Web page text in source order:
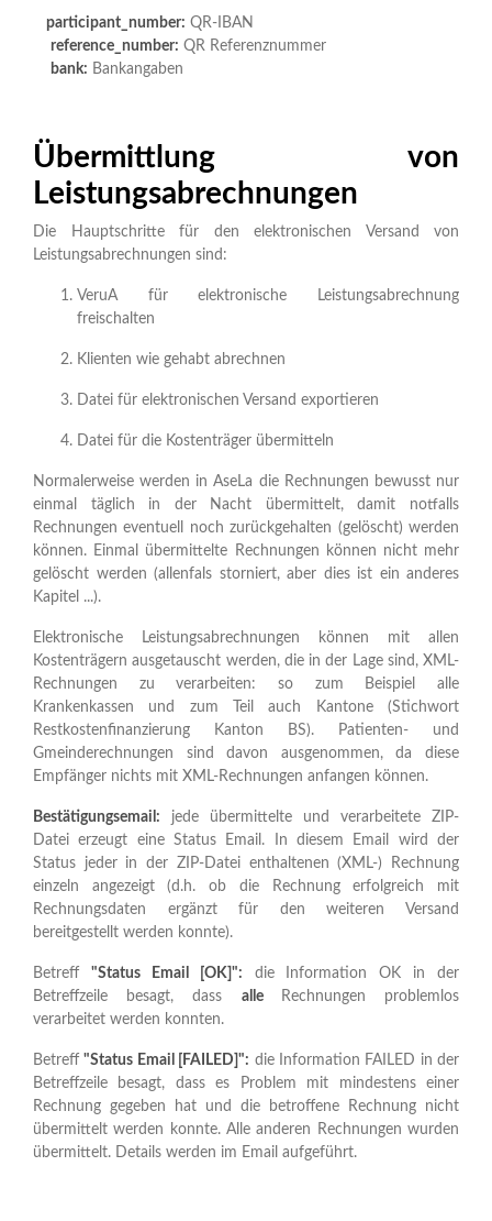
participant_number: QR-IBAN
reference_number: QR Referenznummer
bank: Bankangaben
Übermittlung von
Leistungsabrechnungen
Die Hauptschritte für den elektronischen Versand von
Leistungsabrechnungen sind:
VeruA für elektronische Leistungsabrechnung
freischalten
Klienten wie gehabt abrechnen
Datei für elektronischen Versand exportieren
Datei für die Kostenträger übermitteln
Normalerweise werden in AseLa die Rechnungen bewusst nur
einmal täglich in der Nacht übermittelt, damit notfalls
Rechnungen eventuell noch zurückgehalten (gelöscht) werden
können. Einmal übermittelte Rechnungen können nicht mehr
gelöscht werden (allenfals storniert, aber dies ist ein anderes
Kapitel ...).
Elektronische Leistungsabrechnungen können mit allen
Kostenträgern ausgetauscht werden, die in der Lage sind, XML-
Rechnungen zu verarbeiten: so zum Beispiel alle
Krankenkassen und zum Teil auch Kantone (Stichwort
Restkostenfinanzierung Kanton BS). Patienten- und
Gmeinderechnungen sind davon ausgenommen, da diese
Empfänger nichts mit XML-Rechnungen anfangen können.
Bestätigungsemail: jede übermittelte und verarbeitete ZIP-
Datei erzeugt eine Status Email. In diesem Email wird der
Status jeder in der ZIP-Datei enthaltenen (XML-) Rechnung
einzeln angezeigt (d.h. ob die Rechnung erfolgreich mit
Rechnungsdaten ergänzt für den weiteren Versand
bereitgestellt werden konnte).
Betreff "Status Email [OK]": die Information OK in der
Betreffzeile besagt, dass alle
Rechnungen problemlos
verarbeitet werden konnten.
Betreff"Status Email [FAILED]": die Information FAILED in der
Betreffzeile besagt, dass es Problem mit mindestens einer
Rechnung gegeben hat und die betroffene Rechnung nicht
übermittelt werden konnte. Alle anderen Rechnungen wurden
übermittelt. Details werden im Email aufgeführt.